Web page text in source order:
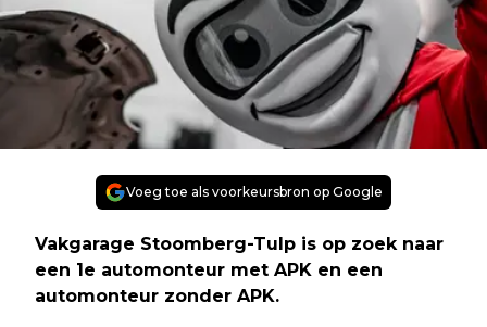
Voeg toe als voorkeursbron op Google
Vakgarage Stoomberg-Tulp is op zoek naar
een 1e automonteur met APK en een
automonteur zonder APK.